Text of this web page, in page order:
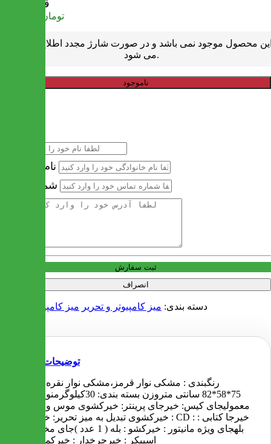
قیمت
تومان
محصول موجود نمی باشد و در صورت شارژ مجدد اطلاع رسانی
می شود.
ناموجود
نام خانوادگی
شماره تماس
ثبت سفارش
انصراف
دسته بندی: میز کامپیوتر و تحریر میز کامپیوتر ملامینه
توضیحات
رنگبندی : مشکی نوار قرمز،مشکی نوار نقره ایابعاد:
75*58*82 سانتی متروزن بسته بندی: 30کیلوگرمنوع میز :
معمولیجای کیس: خیرجای پرینتر: خیرکشوی موس و کیبورد
: خیرکشوی تبدیل به میز تحریر: خیرجای CD : خیرجا کتابی :
بلهجای ویژه مانیتور : خیرکشو : بله ( 1 عدد )جای مخصوص
اسپیکر : خیرچرخدار : خیرکمد : خیر